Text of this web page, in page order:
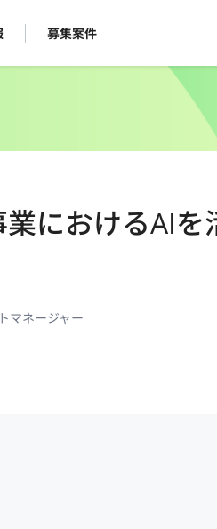
募集案件
におけるAI
マネージャー